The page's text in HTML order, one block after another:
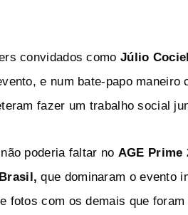
convidados como Júlio
e num bate-papo maneiro
fazer um trabalho social
poderia faltar no AGE Prime
que dominaram o evento
fotos com os demais que